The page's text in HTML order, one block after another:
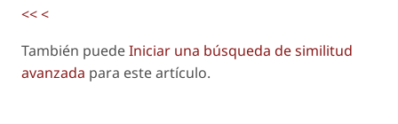
<<<
También puedeIniciar una búsqueda de similitud
avanzada para este artículo.